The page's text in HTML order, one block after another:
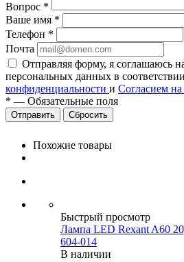
Вопрос *
Ваше имя *
Телефон *
Почта
Отправляя форму, я соглашаюсь
персональных данных в
конфиденциальности и Согласием
* — Обязательные поля
Сбросить
Похожие товары
Быстрый просмотр
Лампа LED Rexant A60
604-014
В наличии